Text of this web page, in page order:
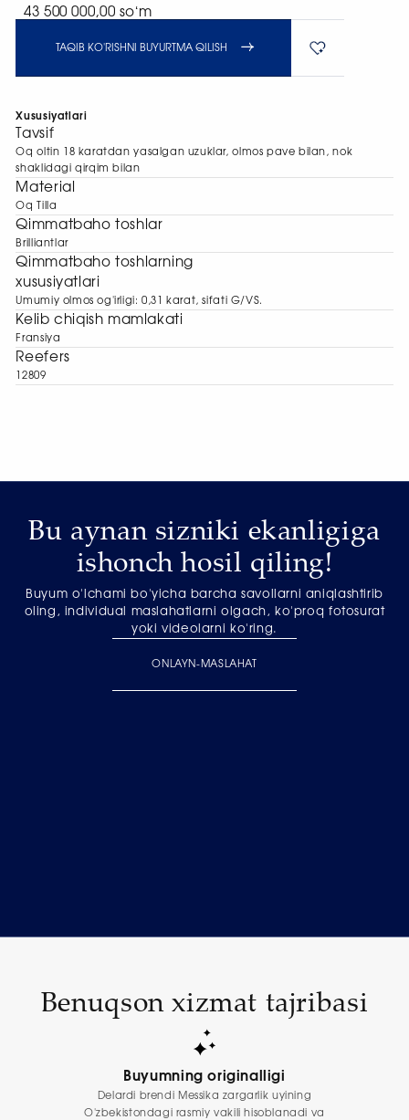
43 500 000,00 soʻm
TAQIB KO'RISHNI BUYURTMA QILISH
Xususiyatlari
Tavsif
Oq oltin 18 karatdan yasalgan uzuklar, olmos pave bilan, nok
shaklidagi qirqim bilan
Material
Oq Tilla
Qimmatbaho toshlar
Brilliantlar
Qimmatbaho toshlarning
xususiyatlari
Umumiy olmos og'irligi: 0,31 karat, sifati G/VS.
Kelib chiqish mamlakati
Fransiya
Reefers
12809
Bu aynan sizniki ekanligiga
ishonch hosil qiling!
Buyum o'lchami bo'yicha barcha savollarni aniqlashtirib
oling, individual maslahatlarni olgach, ko'proq fotosurat
yoki videolarni ko'ring.
ONLAYN-MASLAHAT
Benuqson xizmat tajribasi
Buyumning originalligi
Delardi brendi Messika zargarlik uyining
O'zbekistondagi rasmiy vakili hisoblanadi va